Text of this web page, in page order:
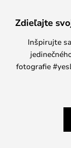
Zdieľajte
Inšpirujte
fotografie